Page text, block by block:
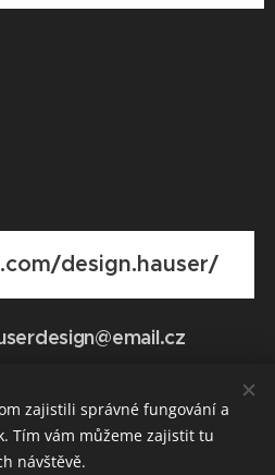
design.hauser/
Webnode Cookies
zajistili správné fungování a
Tím vám můžeme zajistit tu
návštěvě.